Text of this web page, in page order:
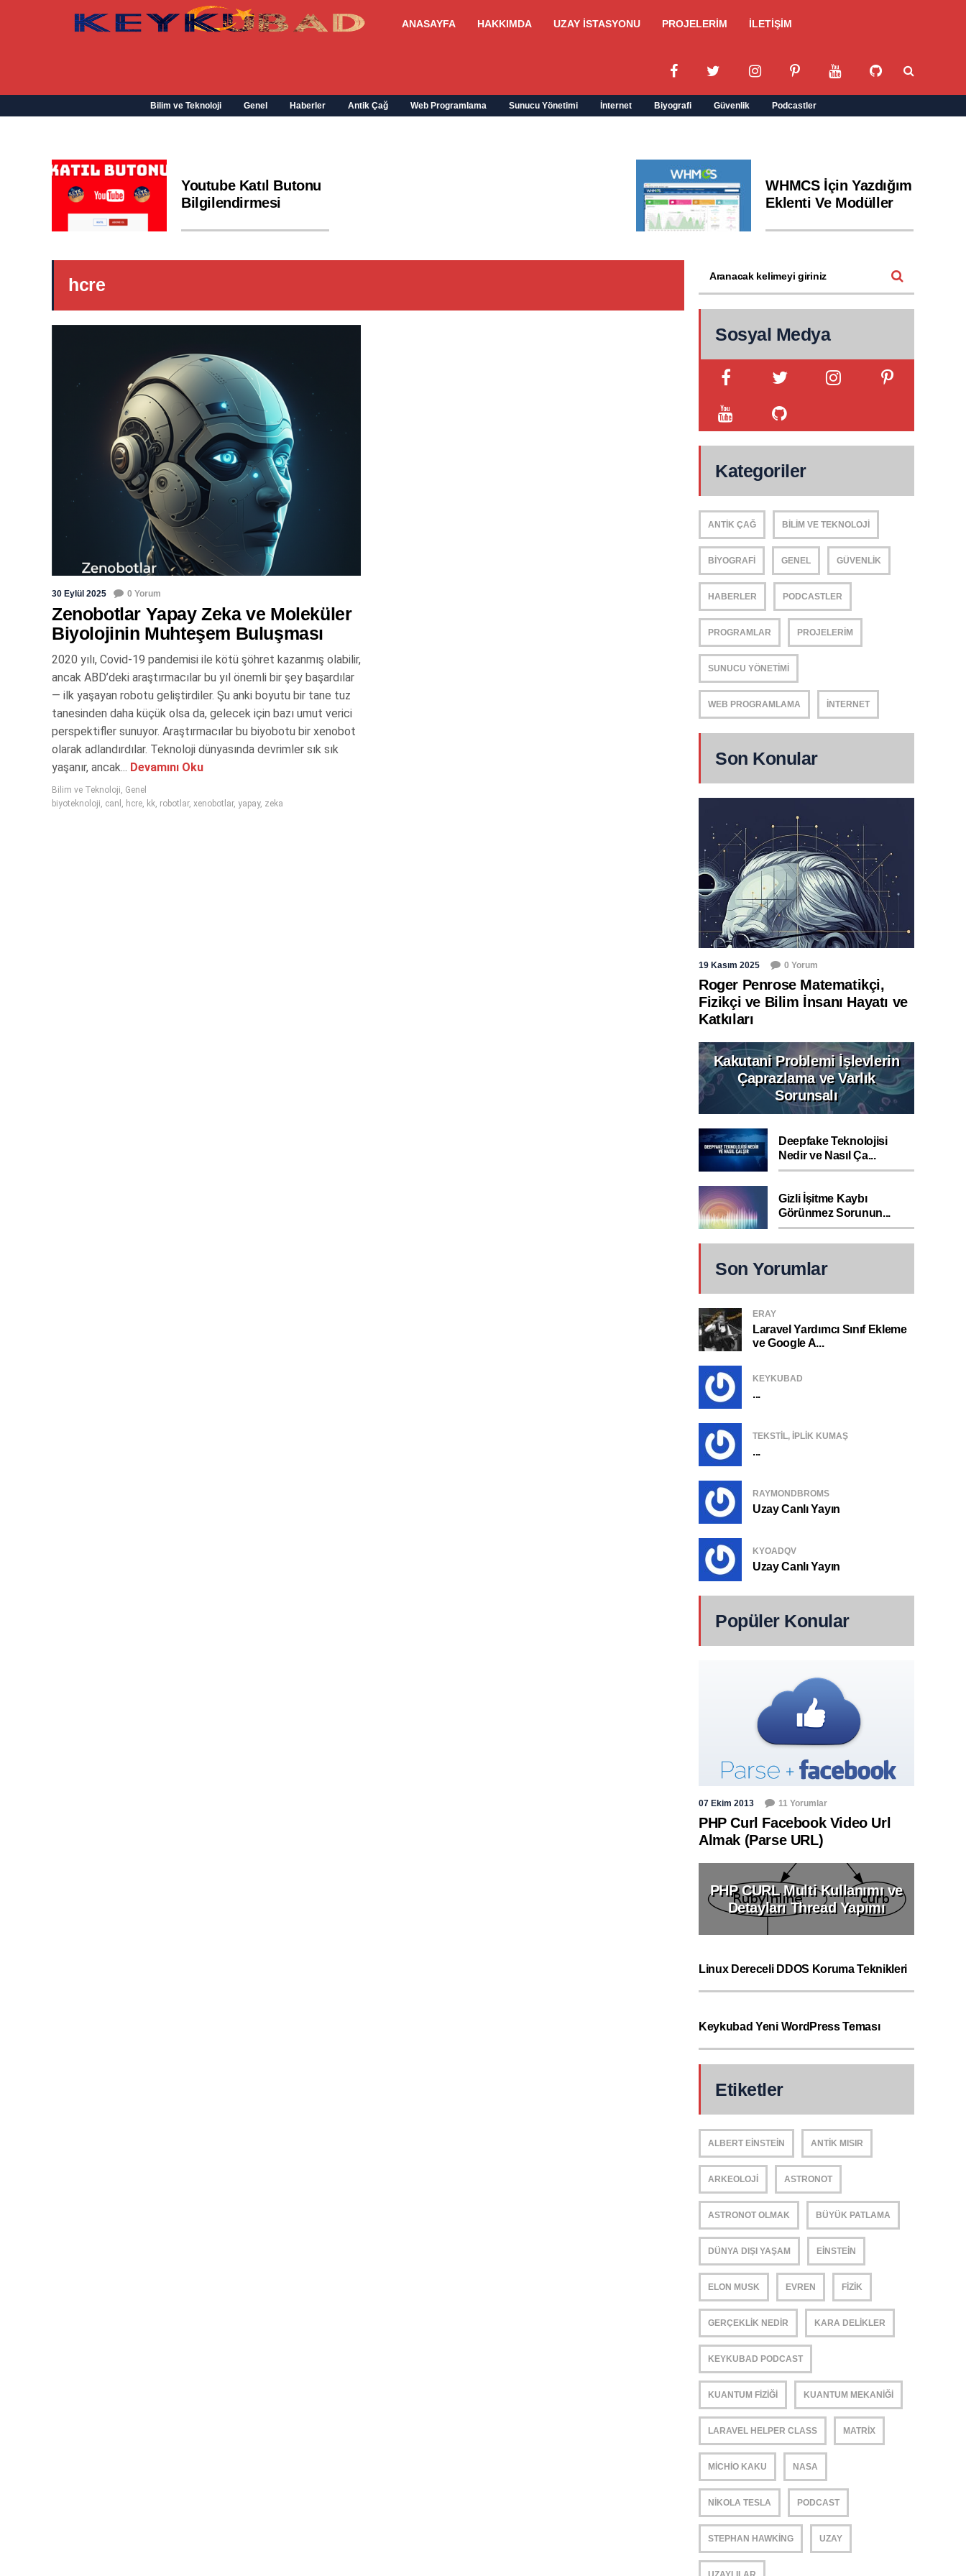
ANASAYFA HAKKIMDA UZAY İSTASYONU PROJELERİM İLETİŞİM
Bilim ve Teknoloji Genel Haberler Antik Çağ Web Programlama Sunucu Yönetimi İnternet Biyografi Güvenlik Podcastler
Youtube Katıl Butonu
Bilgilendirmesi
WHMCS İçin Yazdığım
Eklenti Ve Modüller
hcre
30 Eylül 2025 0 Yorum
Zenobotlar Yapay Zeka ve Moleküler
Biyolojinin Muhteşem Buluşması
2020 yılı, Covid-19 pandemisi ile kötü şöhret kazanmış olabilir,
ancak ABD’deki araştırmacılar bu yıl önemli bir şey başardılar
— ilk yaşayan robotu geliştirdiler. Şu anki boyutu bir tane tuz
tanesinden daha küçük olsa da, gelecek için bazı umut verici
perspektifler sunuyor. Araştırmacılar bu biyobotu bir xenobot
olarak adlandırdılar. Teknoloji dünyasında devrimler sık sık
yaşanır, ancak... Devamını Oku
Bilim ve Teknoloji Genel
biyoteknoloji canl hcre kk robotlar, xenobotlar, yapay, zeka
Sosyal Medya
Kategoriler
ANTIK ÇAĞ BILIM VE TEKNOLOJI
BIYOGRAFI GENEL GÜVENLIK
HABERLER PODCASTLER
PROGRAMLAR PROJELERIM
SUNUCU YÖNETIMI
WEB PROGRAMLAMA İNTERNET
Son Konular
19 Kasım 2025 0 Yorum
Roger Penrose Matematikçi,
Fizikçi ve Bilim İnsanı Hayatı ve
Katkıları
Kakutani Problemi İşlevlerin
Çaprazlama ve Varlık
Sorunsalı
Deepfake Teknolojisi
Nedir ve Nasıl Ça...
Gizli İşitme Kaybı
Görünmez Sorunun...
Son Yorumlar
ERAY
Laravel Yardımcı Sınıf Ekleme
ve Google A...
KEYKUBAD
...
TEKSTIL, IPLIK KUMAŞ
...
RAYMONDBROMS
Uzay Canlı Yayın
KYOADQV
Uzay Canlı Yayın
Popüler Konular
07 Ekim 2013 11 Yorumlar
PHP Curl Facebook Video Url
Almak (Parse URL)
PHP CURL Multi Kullanımı ve
Detayları Thread Yapımı
Linux Dereceli DDOS Koruma Teknikleri
Keykubad Yeni WordPress Teması
Etiketler
ALBERT EINSTEIN ANTIK MISIR
ARKEOLOJI ASTRONOT
ASTRONOT OLMAK BÜYÜK PATLAMA
DÜNYA DIŞI YAŞAM EINSTEIN
ELON MUSK EVREN FIZIK
GERÇEKLIK NEDIR KARA DELIKLER
KEYKUBAD PODCAST
KUANTUM FIZIĞI KUANTUM MEKANIĞI
LARAVEL HELPER CLASS MATRIX
MICHIO KAKU NASA
NIKOLA TESLA PODCAST
STEPHAN HAWKING UZAY